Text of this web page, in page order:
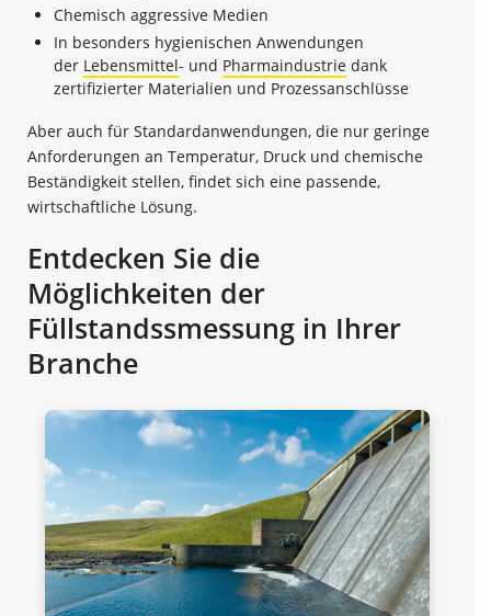
Chemisch aggressive Medien
In besonders hygienischen Anwendungen
der Lebensmittel- und Pharmaindustrie dank
zertifizierter Materialien und Prozessanschlüsse
Aber auch für Standardanwendungen, die nur geringe
Anforderungen an Temperatur, Druck und chemische
Beständigkeit stellen, findet sich eine passende,
wirtschaftliche Lösung.
Entdecken Sie die
Möglichkeiten der
Füllstandssmessung in Ihrer
Branche